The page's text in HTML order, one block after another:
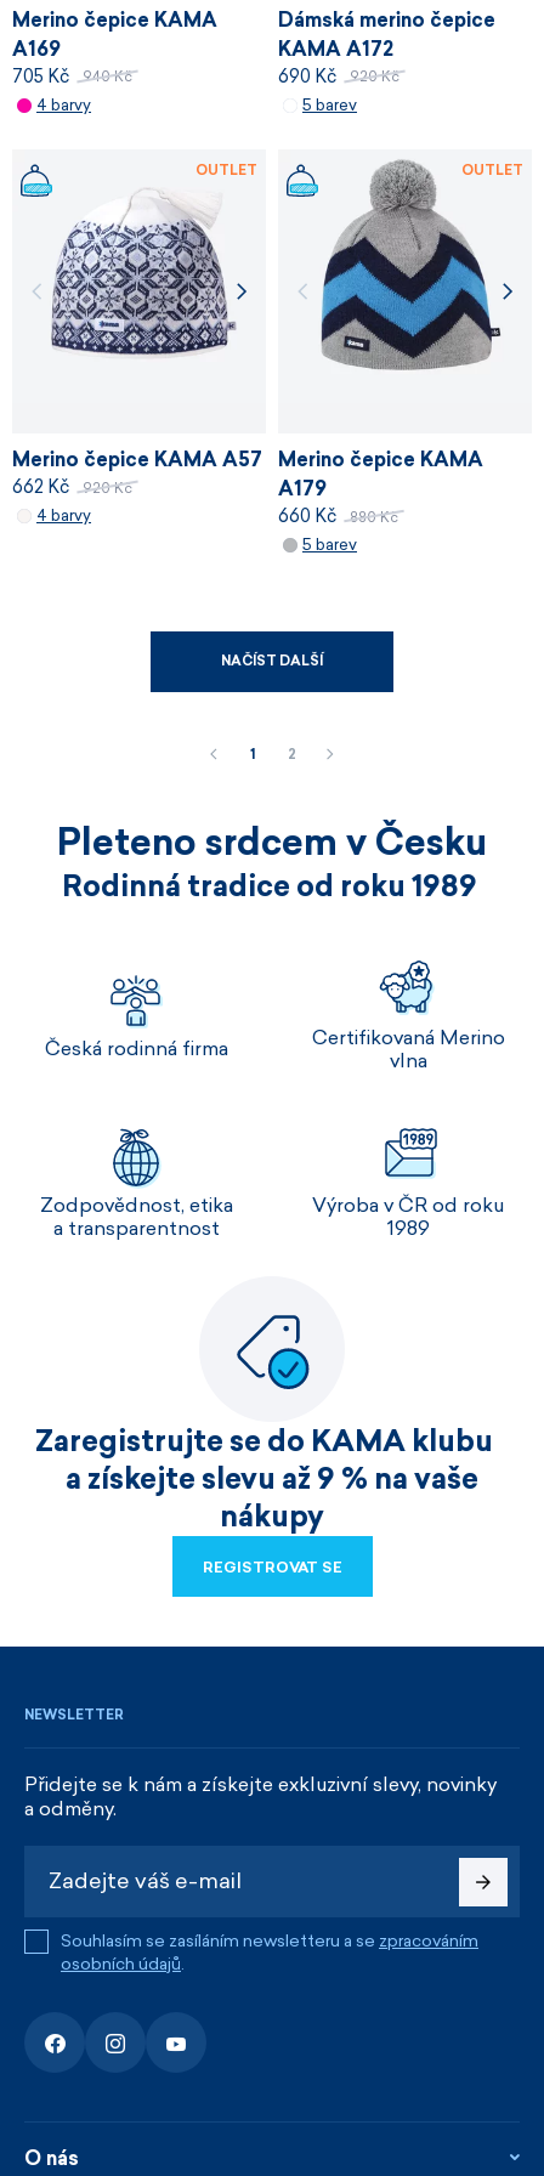
Merino čepice KAMA
A169
705 Kč 940 Kč
4 barvy
Dámská merino čepice
KAMA A172
690 Kč 920 Kč
5 barev
Merino čepice KAMA A57
662 Kč 920 Kč
4 barvy
OUTLET
Merino čepice KAMA
A179
660 Kč 880 Kč
5 barev
OUTLET
NAČÍST DALŠÍ
1 2
Pleteno srdcem v Česku
Rodinná tradice od roku 1989
Česká rodinná firma
Certifikovaná Merino
vlna
Zodpovědnost, etika
a transparentnost
Výroba v ČR od roku
1989
Zaregistrujte se do KAMA klubu
a získejte slevu až 9 % na vaše
nákupy
REGISTROVAT SE
NEWSLETTER
Přidejte se k nám a získejte exkluzivní slevy, novinky
a odměny.
Souhlasím se zasíláním newsletteru a se zpracováním
osobních údajů.
O nás